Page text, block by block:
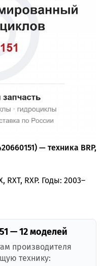
— техника BRP,
RXT, RXP. Годы: 2003–
— 12 моделей
производителя
технику: